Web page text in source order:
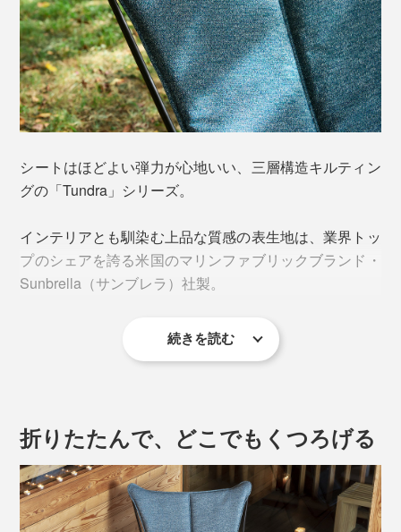
ィット感。体を深く預けられるシートが、身も心もふん
わり包み込む絶妙な座り心地です。
リクライニングチェア
熱烈なファンを生んだ『Lafuma』。
る折りたたみ式「SPHINXアームチェア」は、くつろぎ
の質が違います。
本を読む、スマホを操作する際に、ちょうど肘を掛けら
シートはほどよい弾力が心地いい、三層構造キルティン
グの「Tundra」シリーズ。
インテリアとも馴染む上品な質感の表生地は、業界トッ
プのシェアを誇る米国のマリンファブリックブランド・
Sunbrella（サンブレラ）社製。
続きを読む
折りたたんで、どこでもくつろげる